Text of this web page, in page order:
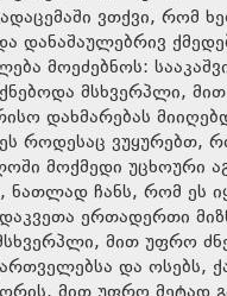
ვთქვი, რომ
დანაშაულებრივ
მოეძებნოს:
მსხვერპლი,
დახმარებას
როდესაც ვუყურებთ,
მოქმედი უცხოური
ნათლად ჩანს, რომ ეს
ერთადერთი
მით უფრო
და ოსებს,